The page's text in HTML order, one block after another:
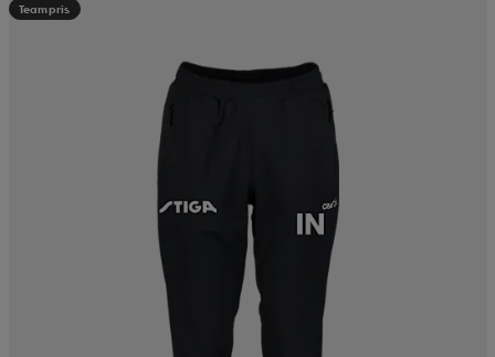
Teampris